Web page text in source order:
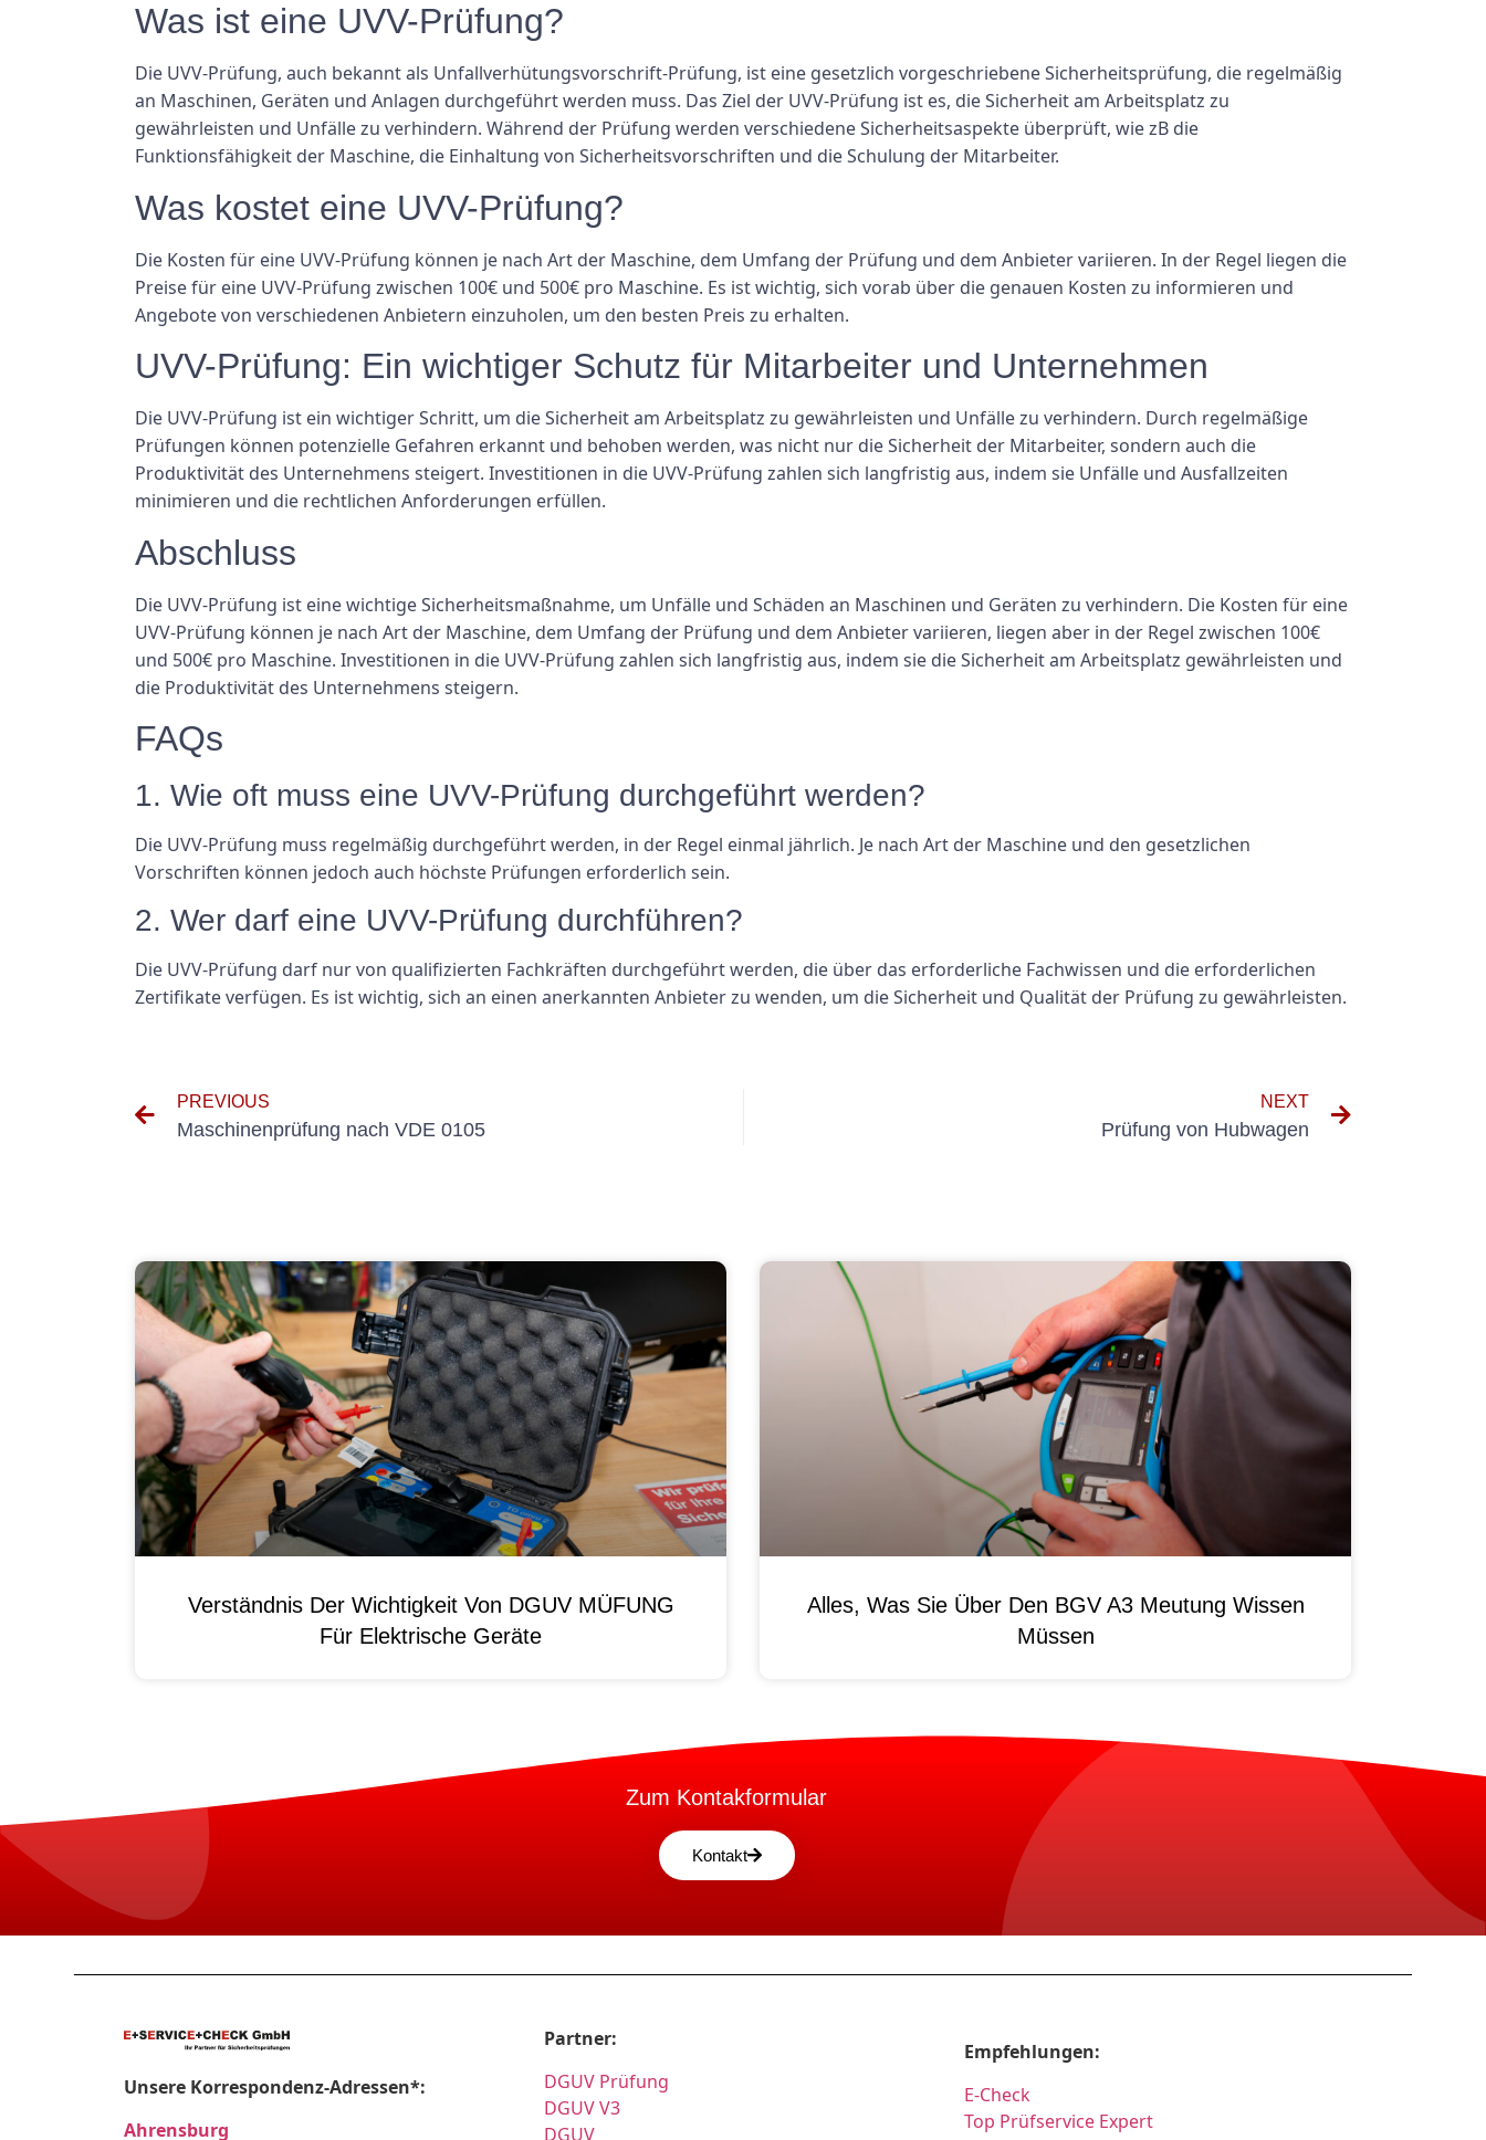
Was ist eine UVV-Prüfung?
Die UVV-Prüfung, auch bekannt als Unfallverhütungsvorschrift-Prüfung, ist eine gesetzlich vorgeschriebene Sicherheitsprüfung, die regelmäßig
an Maschinen, Geräten und Anlagen durchgeführt werden muss. Das Ziel der UVV-Prüfung ist es, die Sicherheit am Arbeitsplatz zu
gewährleisten und Unfälle zu verhindern. Während der Prüfung werden verschiedene Sicherheitsaspekte überprüft, wie zB die
Funktionsfähigkeit der Maschine, die Einhaltung von Sicherheitsvorschriften und die Schulung der Mitarbeiter.
Was kostet eine UVV-Prüfung?
Die Kosten für eine UVV-Prüfung können je nach Art der Maschine, dem Umfang der Prüfung und dem Anbieter variieren. In der Regel liegen die
Preise für eine UVV-Prüfung zwischen 100€ und 500€ pro Maschine. Es ist wichtig, sich vorab über die genauen Kosten zu informieren und
Angebote von verschiedenen Anbietern einzuholen, um den besten Preis zu erhalten.
UVV-Prüfung: Ein wichtiger Schutz für Mitarbeiter und Unternehmen
Die UVV-Prüfung ist ein wichtiger Schritt, um die Sicherheit am Arbeitsplatz zu gewährleisten und Unfälle zu verhindern. Durch regelmäßige
Prüfungen können potenzielle Gefahren erkannt und behoben werden, was nicht nur die Sicherheit der Mitarbeiter, sondern auch die
Produktivität des Unternehmens steigert. Investitionen in die UVV-Prüfung zahlen sich langfristig aus, indem sie Unfälle und Ausfallzeiten
minimieren und die rechtlichen Anforderungen erfüllen.
Abschluss
Die UVV-Prüfung ist eine wichtige Sicherheitsmaßnahme, um Unfälle und Schäden an Maschinen und Geräten zu verhindern. Die Kosten für eine
UVV-Prüfung können je nach Art der Maschine, dem Umfang der Prüfung und dem Anbieter variieren, liegen aber in der Regel zwischen 100€
und 500€ pro Maschine. Investitionen in die UVV-Prüfung zahlen sich langfristig aus, indem sie die Sicherheit am Arbeitsplatz gewährleisten und
die Produktivität des Unternehmens steigern.
FAQs
1. Wie oft muss eine UVV-Prüfung durchgeführt werden?
Die UVV-Prüfung muss regelmäßig durchgeführt werden, in der Regel einmal jährlich. Je nach Art der Maschine und den gesetzlichen
Vorschriften können jedoch auch höchste Prüfungen erforderlich sein.
2. Wer darf eine UVV-Prüfung durchführen?
Die UVV-Prüfung darf nur von qualifizierten Fachkräften durchgeführt werden, die über das erforderliche Fachwissen und die erforderlichen
Zertifikate verfügen. Es ist wichtig, sich an einen anerkannten Anbieter zu wenden, um die Sicherheit und Qualität der Prüfung zu gewährleisten.
PREVIOUS
Maschinenprüfung nach VDE 0105
NEXT
Prüfung von Hubwagen
Verständnis Der Wichtigkeit Von DGUV MÜFUNG
Für Elektrische Geräte
Alles, Was Sie Über Den BGV A3 Meutung Wissen
Müssen
Zum Kontakformular
Kontakt
Unsere Korrespondenz-Adressen*:
Ahrensburg
Partner:
DGUV Prüfung
DGUV V3
DGUV
Empfehlungen:
E-Check
Top Prüfservice Expert